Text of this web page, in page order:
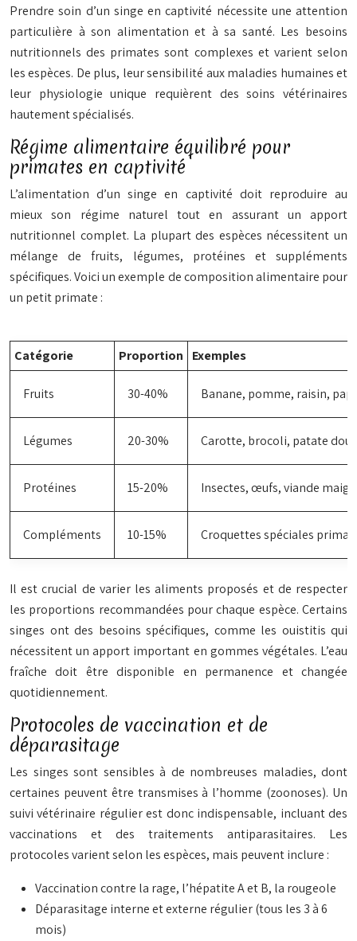
Prendre soin d’un singe en captivité nécessite une attention
particulière à son alimentation et à sa santé. Les besoins
nutritionnels des primates sont complexes et varient selon
les espèces. De plus, leur sensibilité aux maladies humaines et
leur physiologie unique requièrent des soins vétérinaires
hautement spécialisés.
Régime alimentaire équilibré pour
primates en captivité
L’alimentation d’un singe en captivité doit reproduire au
mieux son régime naturel tout en assurant un apport
nutritionnel complet. La plupart des espèces nécessitent un
mélange de fruits, légumes, protéines et suppléments
spécifiques. Voici un exemple de composition alimentaire pour
un petit primate :
Catégorie Proportion Exemples
Fruits 30-40% Banane, pomme, raisin,
Légumes 20-30% Carotte, brocoli, patate
Protéines 15-20% Insectes, œufs, viande
Compléments 10-15% Croquettes spéciales
Il est crucial de varier les aliments proposés et de respecter
les proportions recommandées pour chaque espèce. Certains
singes ont des besoins spécifiques, comme les ouistitis qui
nécessitent un apport important en gommes végétales. L’eau
fraîche doit être disponible en permanence et changée
quotidiennement.
Protocoles de vaccination et de
déparasitage
Les singes sont sensibles à de nombreuses maladies, dont
certaines peuvent être transmises à l’homme (zoonoses). Un
suivi vétérinaire régulier est donc indispensable, incluant des
vaccinations et des traitements antiparasitaires. Les
protocoles varient selon les espèces, mais peuvent inclure :
Vaccination contre la rage, l’hépatite A et B, la rougeole
Déparasitage interne et externe régulier (tous les 3 à 6
mois)